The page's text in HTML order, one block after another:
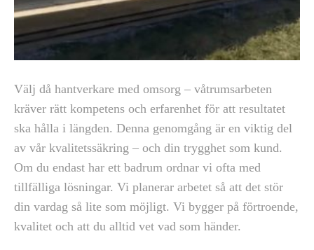
Välj då hantverkare med omsorg – våtrumsarbeten
kräver rätt kompetens och erfarenhet för att resultatet
ska hålla i längden. Denna genomgång är en viktig del
av vår kvalitetssäkring – och din trygghet som kund.
Om du endast har ett badrum ordnar vi ofta med
tillfälliga lösningar. Vi planerar arbetet så att det stör
din vardag så lite som möjligt. Vi bygger på förtroende,
kvalitet och att du alltid vet vad som händer.